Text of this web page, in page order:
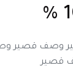
وصف قصير
قصير